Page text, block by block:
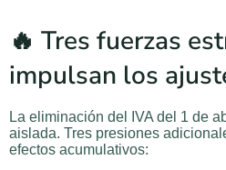
🔥 Tres fuerzas
impulsan los
La eliminación del IVA del 1 de
aislada. Tres presiones
efectos acumulativos: